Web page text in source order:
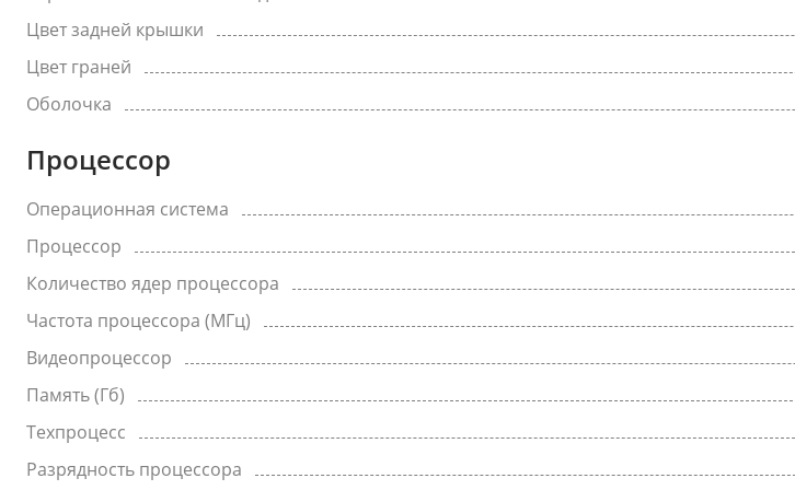
Цвет задней крышки
Цвет граней
Оболочка
Процессор
Операционная система
Процессор
Количество ядер процессора
Частота процессора (МГц)
Видеопроцессор
Память (Гб)
Техпроцесс
Разрядность процессора